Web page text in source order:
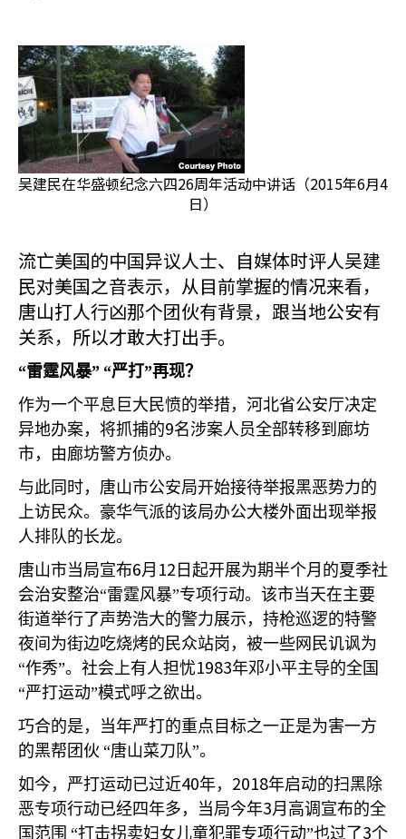
吴建民在华盛顿纪念六四26周年活动中讲话（2015年6月4
日）
流亡美国的中国异议人士、自媒体时评人吴建
民对美国之音表示，从目前掌握的情况来看，
唐山打人行凶那个团伙有背景，跟当地公安有
关系，所以才敢大打出手。
“雷霆风暴” “严打”再现？
作为一个平息巨大民愤的举措，河北省公安厅决定
异地办案，将抓捕的9名涉案人员全部转移到廊坊
市，由廊坊警方侦办。
与此同时，唐山市公安局开始接待举报黑恶势力的
上访民众。豪华气派的该局办公大楼外面出现举报
人排队的长龙。
唐山市当局宣布6月 12 日起开展为期半个月的夏季社
会治安整治“雷霆风暴”专项行动。该市当天在主要
街道举行了声势浩大的警力展示，持枪巡逻的特警
夜间为街边吃烧烤的民众站岗，被一些网民讥讽为
“作秀”。社会上有人担忧1983年邓小平主导的全国
“严打运动”模式呼之欲出。
巧合的是，当年严打的重点目标之一正是为害一方
的黑帮团伙 “唐山菜刀队”。
如今，严打运动已过近40年， 2018年启动的扫黑除
恶专项行动已经四年多，当局今年3月高调宣布的全
国范围 “打击拐卖妇女儿童犯罪专项行动”也过了3个